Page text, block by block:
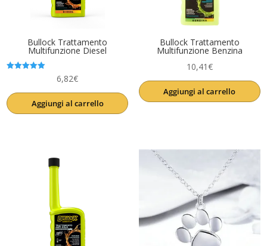
Bullock Trattamento
Multifunzione Diesel
6,82€
Aggiungi al carrello
Bullock Trattamento
Multifunzione Benzina
10,41€
Aggiungi al carrello